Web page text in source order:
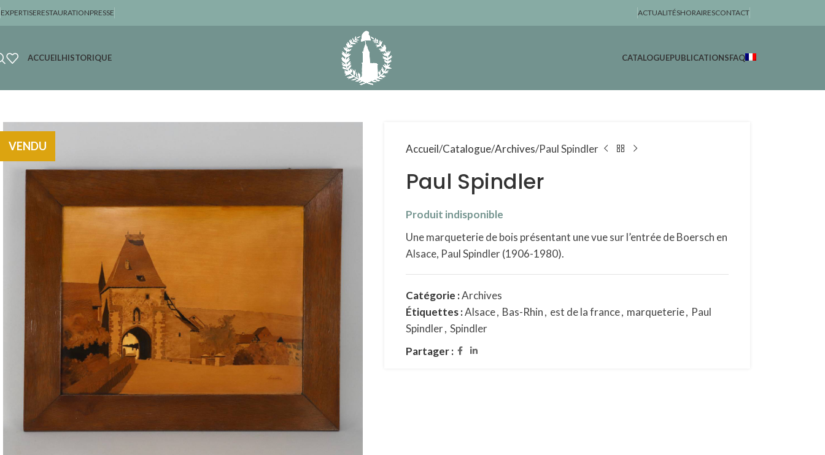
EXPERTISERESTAURATIONPRESSE ACTUALITÉSHORAIRESCONTACT
ACCUEILHISTORIQUE CATALOGUEPUBLICATIONSFAQ
VENDU Accueil Catalogue Archives Paul Spindler
Paul Spindler
Produit indisponible
Une marqueterie de bois présentant une vue sur l’entrée de Boersch en
Alsace, Paul Spindler (1906-1980).
Catégorie :Archives
Étiquettes :Alsace, Bas-Rhin, est de la france, marqueterie, Paul
Spindler, Spindler
Partager :